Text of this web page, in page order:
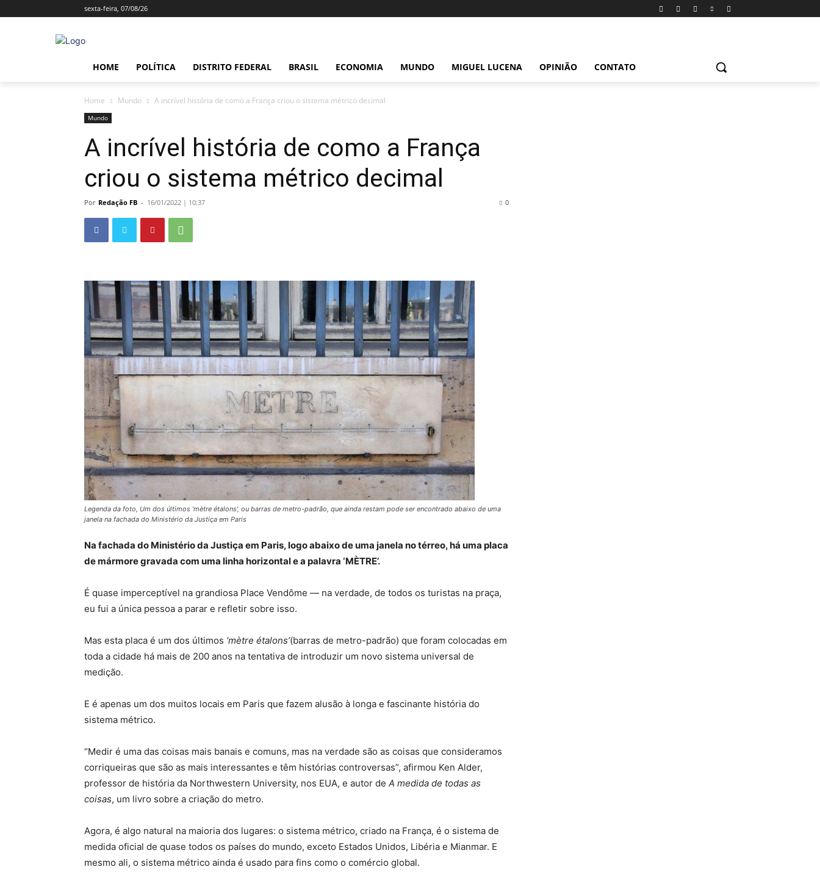
sexta-feira, 07/08/26
HOME POLÍTICA DISTRITO FEDERAL BRASIL ECONOMIA MUNDO MIGUEL LUCENA OPINIÃO CONTATO
Home Mundo A incrível história de como a França criou o sistema métrico decimal
Mundo
A incrível história de como a França
criou o sistema métrico decimal
Por Redação FB - 16/01/2022 | 10:37 0
Legenda da foto, Um dos últimos ‘mètre étalons’, ou barras de metro-padrão, que ainda restam pode ser encontrado abaixo de uma
janela na fachada do Ministério da Justiça em Paris
Na fachada do Ministério da Justiça em Paris, logo abaixo de uma janela no térreo, há uma placa
de mármore gravada com uma linha horizontal e a palavra ‘MÈTRE’.
É quase imperceptível na grandiosa Place Vendôme — na verdade, de todos os turistas na praça,
eu fui a única pessoa a parar e refletir sobre isso.
Mas esta placa é um dos últimos ‘mètre étalons’(barras de metro-padrão) que foram colocadas em
toda a cidade há mais de 200 anos na tentativa de introduzir um novo sistema universal de
medição.
E é apenas um dos muitos locais em Paris que fazem alusão à longa e fascinante história do
sistema métrico.
“Medir é uma das coisas mais banais e comuns, mas na verdade são as coisas que consideramos
corriqueiras que são as mais interessantes e têm histórias controversas”, afirmou Ken Alder,
professor de história da Northwestern University, nos EUA, e autor de A medida de todas as
coisas, um livro sobre a criação do metro.
Agora, é algo natural na maioria dos lugares: o sistema métrico, criado na França, é o sistema de
medida oficial de quase todos os países do mundo, exceto Estados Unidos, Libéria e Mianmar. E
mesmo ali, o sistema métrico ainda é usado para fins como o comércio global.